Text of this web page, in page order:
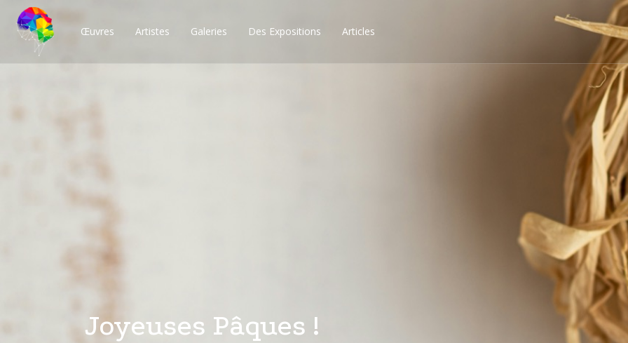
Œuvres Artistes Galeries Des Expositions Articles
Des milliers de possibilités, obtenez les
avec une réduction de 25%